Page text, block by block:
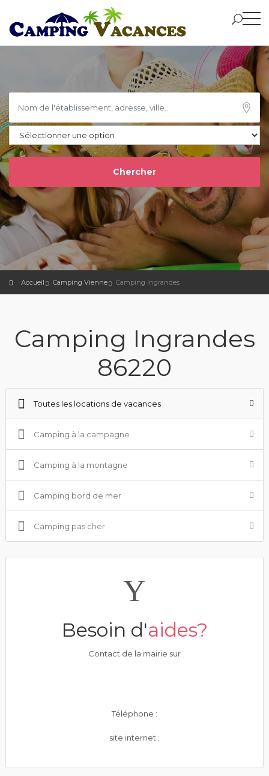
Accueil Camping Vienne Camping Ingrandes
Camping Ingrandes
86220
Toutes les locations de vacances
Camping à la campagne
Camping à la montagne
Camping bord de mer
Camping pas cher
Besoin d'aides?
Contact de la mairie sur
Téléphone :
site internet :